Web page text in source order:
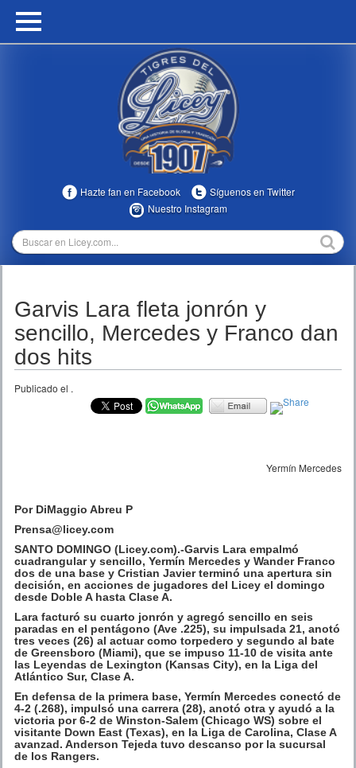
HOME
MULTIMEDIA
TEMPORADAS
Hazte fan en Facebook
Síguenos en Twitter
Nuestro Instagram
Garvis Lara fleta jonrón y
sencillo, Mercedes y Franco dan
dos hits
Publicado el .
Yermín Mercedes
Por DiMaggio Abreu P
Prensa@licey.com
SANTO DOMINGO (Licey.com).-Garvis Lara empalmó
cuadrangular y sencillo, Yermín Mercedes y Wander Franco
dos de una base y Cristian Javier terminó una apertura sin
decisión, en acciones de jugadores del Licey el domingo
desde Doble A hasta Clase A.
Lara facturó su cuarto jonrón y agregó sencillo en seis
paradas en el pentágono (Ave .225), su impulsada 21, anotó
tres veces (26) al actuar como torpedero y segundo al bate
de Greensboro (Miami), que se impuso 11-10 de visita ante
las Leyendas de Lexington (Kansas City), en la Liga del
Atlántico Sur, Clase A.
En defensa de la primera base, Yermín Mercedes conectó de
4-2 (.268), impulsó una carrera (28), anotó otra y ayudó a la
victoria por 6-2 de Winston-Salem (Chicago WS) sobre el
visitante Down East (Texas), en la Liga de Carolina, Clase A
avanzad. Anderson Tejeda tuvo descanso por la sucursal
de los Rangers.